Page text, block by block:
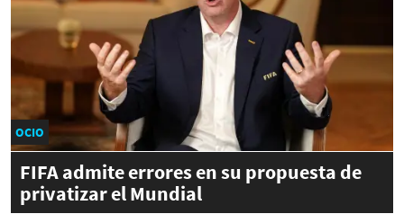
OCIO
FIFA admite errores en su propuesta de
privatizar el Mundial